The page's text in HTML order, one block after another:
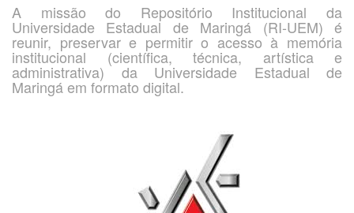
A missão do Repositório Institucional da
Universidade Estadual de Maringá (RI-UEM) é
reunir, preservar e permitir o acesso à memória
institucional (científica, técnica, artística e
administrativa) da Universidade Estadual de
Maringá em formato digital.